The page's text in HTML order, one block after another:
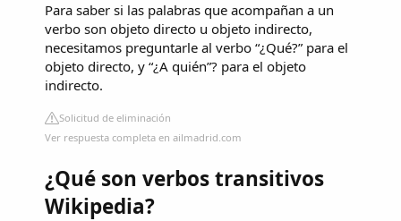
Para saber si las palabras que acompañan a un
verbo son objeto directo u objeto indirecto,
necesitamos preguntarle al verbo “¿Qué?” para el
objeto directo, y “¿A quién”? para el objeto
indirecto.
Solicitud de eliminación
Ver respuesta completa en ailmadrid.com
¿Qué son verbos transitivos
Wikipedia?